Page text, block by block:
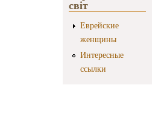
світ
Еврейские
женщины
Интересные
ссылки